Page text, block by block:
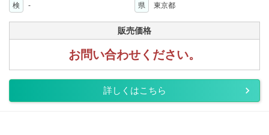
検
- 県 東京都
販売価格
お問い合わせください。
詳しくはこちら